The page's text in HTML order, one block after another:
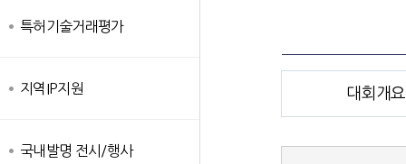
특허기술거래평가
지역IP지원
국내발명 전시/행사
대회개요